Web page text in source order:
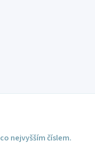
nejvyšším číslem.